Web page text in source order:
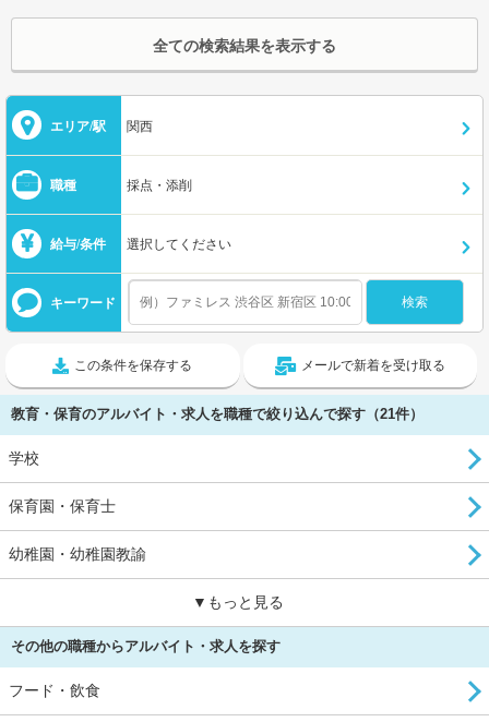
全ての検索結果を表示する
エリア/駅 関西
職種 採点・添削
給与/条件 選択してください
キーワード
この条件を保存する メールで新着を受け取る
教育・保育のアルバイト・求人を職種で絞り込んで探す（21件）
学校
保育園・保育士
幼稚園・幼稚園教諭
▼もっと見る
その他の職種からアルバイト・求人を探す
フード・飲食